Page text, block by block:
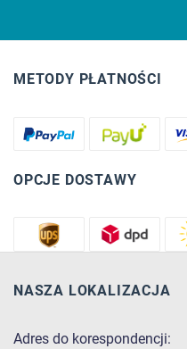
METODY PŁATNOŚCI
OPCJE DOSTAWY
NASZA LOKALIZACJA
Adres do korespondencji: